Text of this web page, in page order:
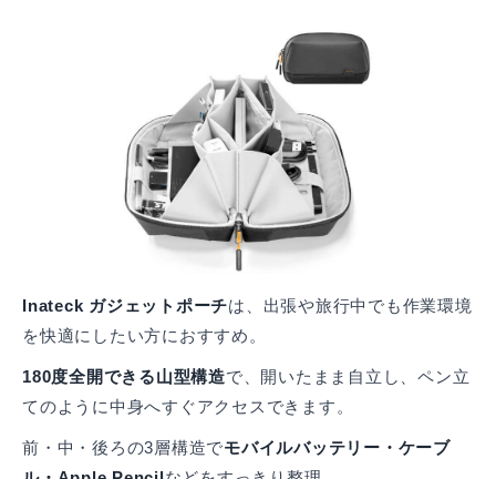
Inateck ガジェットポーチは、出張や旅行中でも作業環境
を快適にしたい方におすすめ。
180度全開できる山型構造で、開いたまま自立し、ペン立
てのように中身へすぐアクセスできます。
前・中・後ろの3層構造でモバイルバッテリー・ケーブ